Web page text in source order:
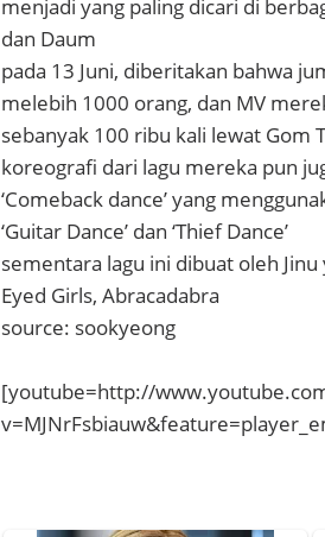
menjadi yang paling dicari di
dan Daum
pada 13 Juni, diberitakan bahwa
melebih 1000 orang, dan MV
sebanyak 100 ribu kali lewat Gom
koreografi dari lagu mereka pun
‘Comeback dance’ yang
‘Guitar Dance’ dan ‘Thief Dance’
sementara lagu ini dibuat oleh
Eyed Girls, Abracadabra
source: sookyeong
[youtube=http://